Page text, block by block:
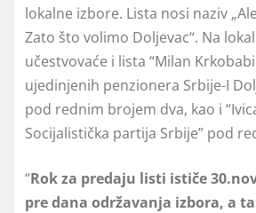
lokalne izbore. Lista nosi naziv
Zato što volimo Doljevac“. Na
učestvovaće i lista “Milan
ujedinjenih penzionera Srbije-I
pod rednim brojem dva, kao i
Socijalistička partija Srbije” pod
“Rok za predaju listi ističe
pre dana održavanja izbora, a